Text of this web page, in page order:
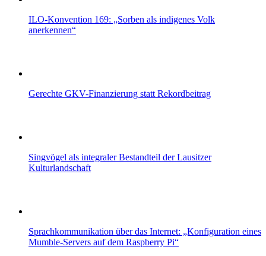
ILO-Konvention 169: „Sorben als indigenes Volk
anerkennen“
Gerechte GKV-Finanzierung statt Rekordbeitrag
Singvögel als integraler Bestandteil der Lausitzer
Kulturlandschaft
Sprachkommunikation über das Internet: „Konfiguration eines
Mumble-Servers auf dem Raspberry Pi“